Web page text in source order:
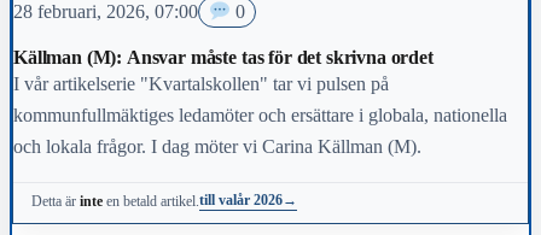
28 februari, 2026, 07:00 0
Källman (M): Ansvar måste tas för det skrivna ordet
I vår artikelserie "Kvartalskollen" tar vi pulsen på
kommunfullmäktiges ledamöter och ersättare i globala, nationella
och lokala frågor. I dag möter vi Carina Källman (M).
Detta ärinte en betald artikel.till valår 2026→